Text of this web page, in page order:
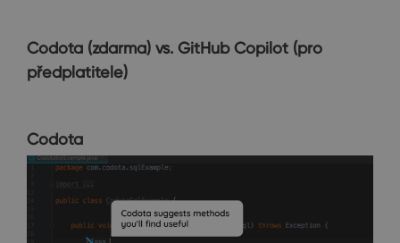
Codota (zdarma) vs. GitHub Copilot (pro
předplatitele)
Codota